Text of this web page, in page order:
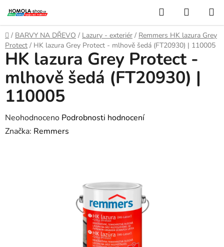
na
obsah
Hledat
KOŠÍK
Domů
/ BARVY NA DŘEVO / Lazury - exteriér / Remmers HK lazura Grey
Protect / HK lazura Grey Protect - mlhově šedá (FT20930) | 110005
HK lazura Grey Protect -
mlhově šedá (FT20930) |
110005
Průměrné
hodnocení
Neohodnoceno Podrobnosti hodnocení
Značka: Remmers